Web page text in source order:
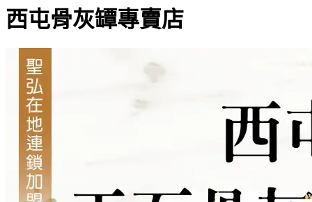
西屯骨灰罈專賣店